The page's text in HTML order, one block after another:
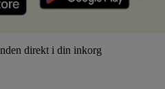
direkt i din inkorg